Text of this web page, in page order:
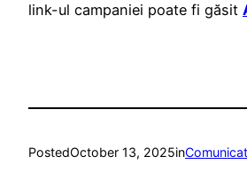
link-ul campaniei poate fi găsit
PostedOctober 13, 2025in